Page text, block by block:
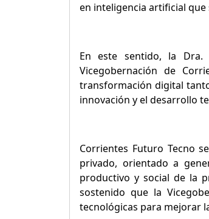
en inteligencia artificial que
En este sentido, la Dra.
Vicegobernación de
transformación digital
innovación y el desarrollo
Corrientes Futuro Tecno
privado, orientado a
productivo y social de la
sostenido que la
tecnológicas para mejorar